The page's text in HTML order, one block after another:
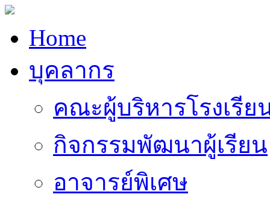
Home
บุคลากร
คณะผู้บริหารโรงเรีย
กิจกรรมพัฒนาผู้เรียน
อาจารย์พิเศษ